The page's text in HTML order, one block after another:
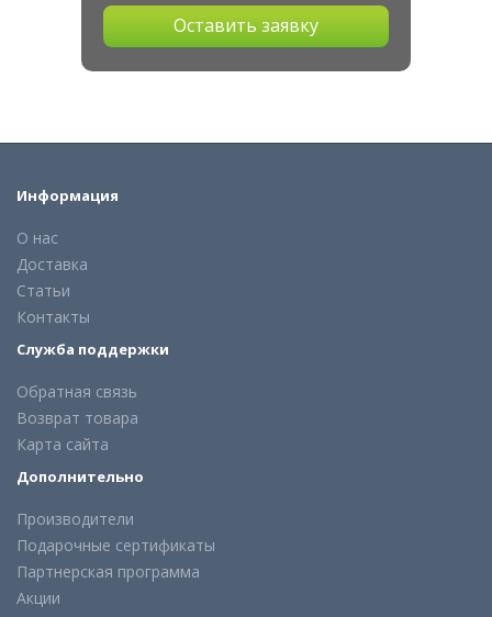
Оставить заявку
Информация
О нас
Доставка
Статьи
Контакты
Служба поддержки
Обратная связь
Возврат товара
Карта сайта
Дополнительно
Производители
Подарочные сертификаты
Партнерская программа
Акции